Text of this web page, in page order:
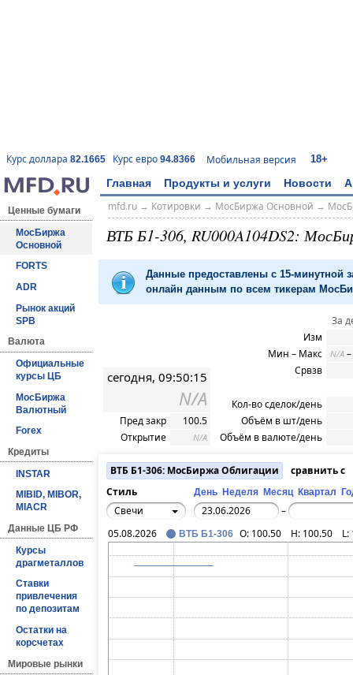
Курс доллара 82.1665 Курс евро 94.8366 Мобильная версия 18+
Главная Продукты и услуги Новости
Ценные бумаги
МосБиржа
Основной
FORTS
ADR
Рынок акций
SPB
Валюта
Официальные
курсы ЦБ
МосБиржа
Валютный
Forex
Кредиты
INSTAR
MIBID, MIBOR,
MIACR
Данные ЦБ РФ
Курсы
драгметаллов
Ставки
привлечения
по депозитам
Остатки на
корсчетах
Мировые рынки
mfd.ru→ Котировки → МосБиржа Основной →
ВТБ Б1-306, RU000A104DS2:
Данные предоставлены с 15-минутной
онлайн данным по всем тикерам
сегодня, 09:50:15
N/A
Пред закр
100.5
Открытие
N/A
За
Изм
Мин – Макс
N/A –
Срвзв
Кол-во сделок/день
Объём в шт/день
Объём в валюте/день
ВТБ Б1-306: МосБиржа Облигации
сравнить с
Стиль
День Неделя Месяц Квартал
Свечи –
05.08.2026 ВТБ Б1-306 O: 100.50 H: 100.50 L: